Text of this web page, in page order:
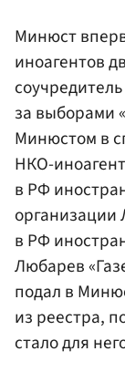
Минюст
иноагентов
за выборами
Минюстом в
НКО-
в РФ
в РФ
Любарев
подал в
из реестра,
стало для